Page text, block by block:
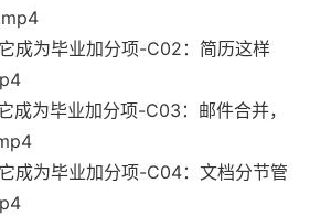
成为毕业加分项-C02：简历这样
成为毕业加分项-C03：邮件合并，
成为毕业加分项-C04：文档分节管